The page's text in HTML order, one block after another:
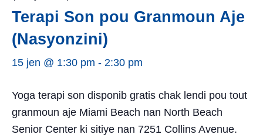
Terapi Son pou Granmoun Aje
(Nasyonzini)
15 jen @ 1:30 pm - 2:30 pm
Yoga terapi son disponib gratis chak lendi pou tout
granmoun aje Miami Beach nan North Beach
Senior Center ki sitiye nan 7251 Collins Avenue.